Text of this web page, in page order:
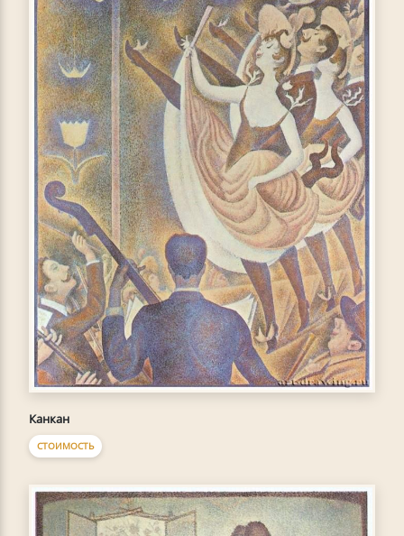
Канкан
СТОИМОСТЬ